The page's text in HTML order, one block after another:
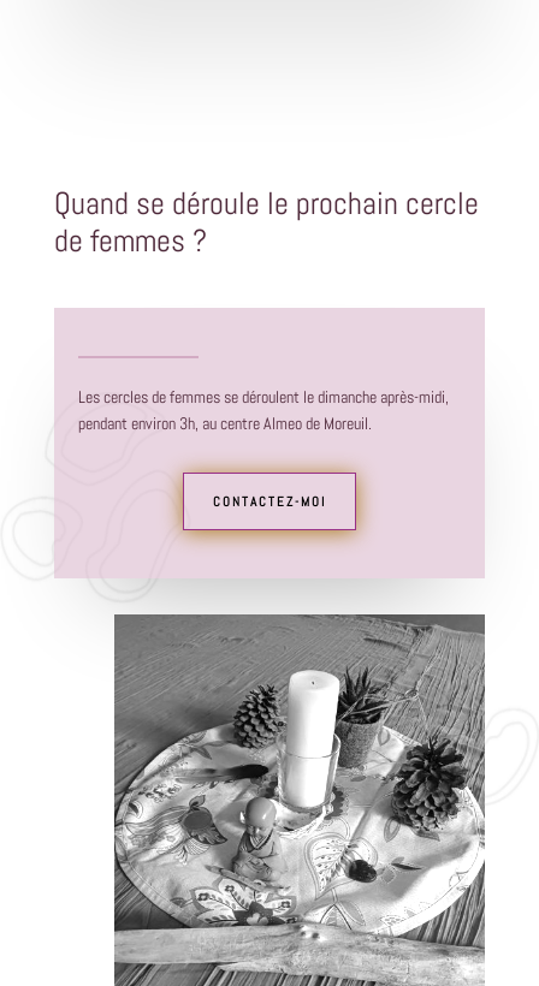
Quand se déroule le prochain cercle
de femmes ?
Les cercles de femmes se déroulent le dimanche après-midi,
pendant environ 3h, au centre Almeo de Moreuil.
CONTACTEZ-MOI